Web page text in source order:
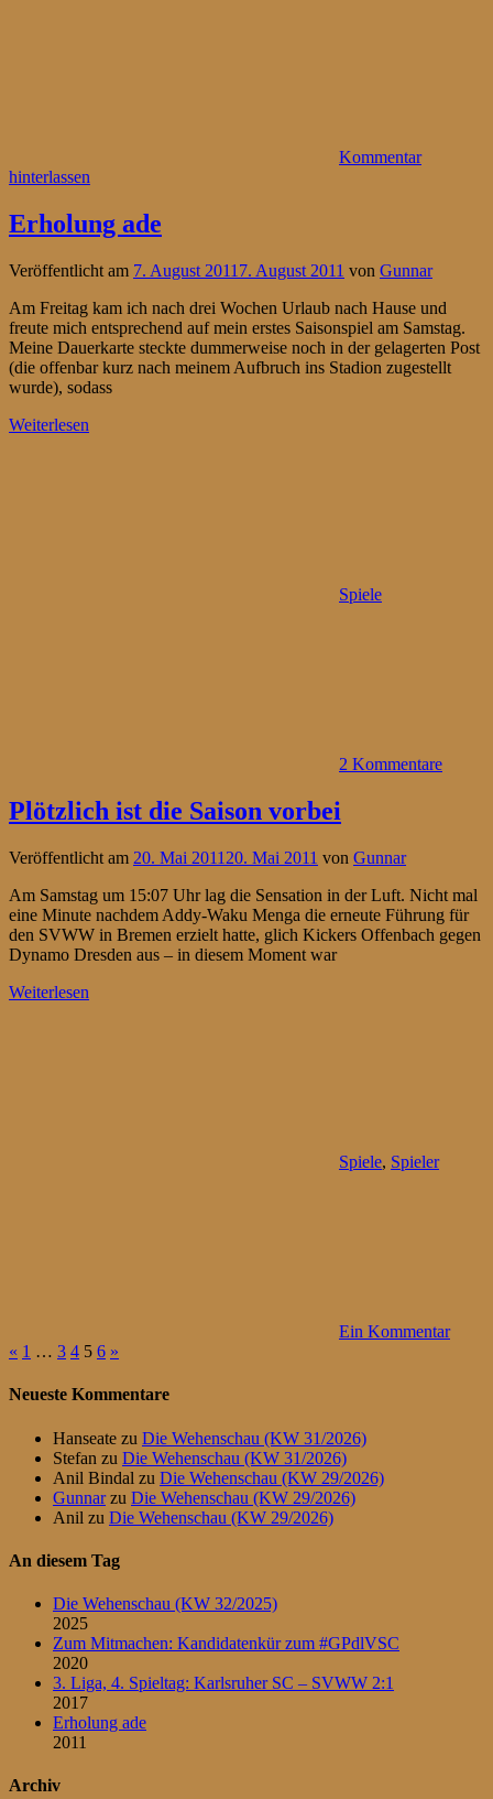
Kommentar
hinterlassen
Erholung ade
Veröffentlicht am 7. August 2011 7. August 2011 von Gunnar
Am Freitag kam ich nach drei Wochen Urlaub nach Hause und
freute mich entsprechend auf mein erstes Saisonspiel am Samstag.
Meine Dauerkarte steckte dummerweise noch in der gelagerten Post
(die offenbar kurz nach meinem Aufbruch ins Stadion zugestellt
wurde), sodass
Weiterlesen
Spiele
2 Kommentare
Plötzlich ist die Saison vorbei
Veröffentlicht am 20. Mai 2011 20. Mai 2011 von Gunnar
Am Samstag um 15:07 Uhr lag die Sensation in der Luft. Nicht mal
eine Minute nachdem Addy-Waku Menga die erneute Führung für
den SVWW in Bremen erzielt hatte, glich Kickers Offenbach gegen
Dynamo Dresden aus – in diesem Moment war
Weiterlesen
Spiele, Spieler
Ein Kommentar
Seitennummerierung
der
« Vorherige
1 … 3 4 5 6 Nächste
»
Neueste Kommentare
Hanseate zu Die Wehenschau (KW 31/2026)
Stefan zu Die Wehenschau (KW 31/2026)
Anil Bindal zu Die Wehenschau (KW 29/2026)
Gunnarzu Die Wehenschau (KW 29/2026)
Anil zu Die Wehenschau (KW 29/2026)
An diesem Tag
Die Wehenschau (KW 32/2025)
2025
Zum Mitmachen: Kandidatenkür zum #GPdlVSC
2020
3. Liga, 4. Spieltag: Karlsruher SC – SVWW 2:1
2017
Erholung ade
2011
Archiv